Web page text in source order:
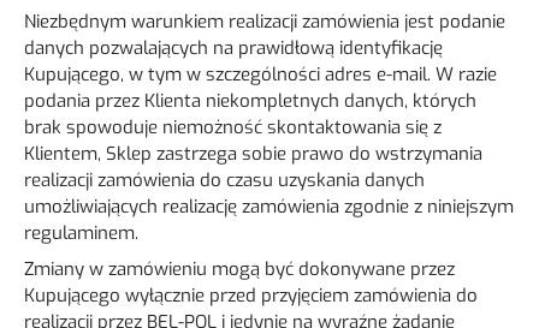
Niezbędnym warunkiem realizacji zamówienia jest podanie
danych pozwalających na prawidłową identyfikację
Kupującego, w tym w szczególności adres e-mail. W razie
podania przez Klienta niekompletnych danych, których
brak spowoduje niemożność skontaktowania się z
Klientem, Sklep zastrzega sobie prawo do wstrzymania
realizacji zamówienia do czasu uzyskania danych
umożliwiających realizację zamówienia zgodnie z niniejszym
regulaminem.
Zmiany w zamówieniu mogą być dokonywane przez
Kupującego wyłącznie przed przyjęciem zamówienia do
realizacji przez BEL-POL i jedynie na wyraźne żądanie